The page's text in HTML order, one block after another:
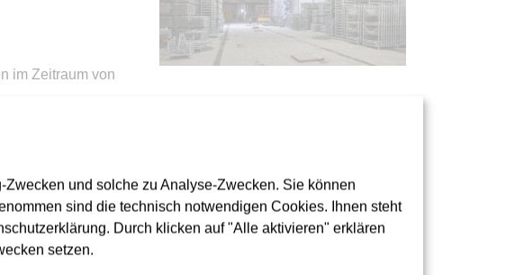
im Zeitraum von
und solche zu Analyse-Zwecken. Sie können
sind die technisch notwendigen Cookies. Ihnen steht
Durch klicken auf "Alle aktivieren" erklären
setzen.